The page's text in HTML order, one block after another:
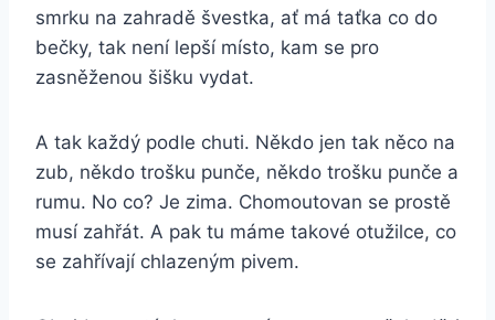
smrku na zahradě švestka, ať má taťka co do
bečky, tak není lepší místo, kam se pro
zasněženou šišku vydat.
A tak každý podle chuti. Někdo jen tak něco na
zub, někdo trošku punče, někdo trošku punče a
rumu. No co? Je zima. Chomoutovan se prostě
musí zahřát. A pak tu máme takové otužilce, co
se zahřívají chlazeným pivem.